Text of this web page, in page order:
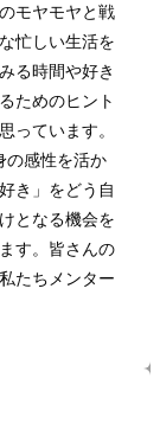
モヤモヤと戦
忙しい生活を
る時間や好き
ためのヒント
っています。
の感性を活か
き」をどう自
となる機会を
す。皆さんの
たちメンター